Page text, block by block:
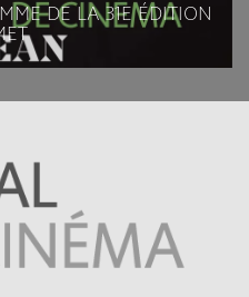
DE LA 31E ÉDITION